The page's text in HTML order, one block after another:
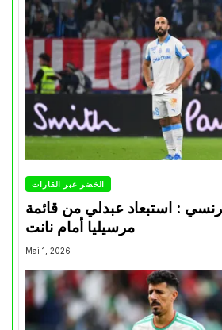
الخضر عبر القارات
: استبعاد عبدلي من قائمة
مرسيليا أمام نانت
Mai 1, 2026